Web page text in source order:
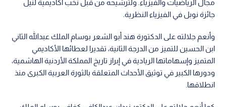
مجال الرياضيات والفيزياء. ولترشيحه من قبل نخب أكاديمية لنيل
جائزة نوبل في الفيزياء النظرية.
وأنعم جلالته على الدكتورة هند أبو الشعر بوسام الملك عبدالله الثاني
ابن الحسين للتميز من الدرجة الثانية، تقديرا لعطائها الأكاديمي
المتميز وإسهاماتها الريادية في إبراز تاريخ المملكة الأردنية الهاشمية،
ودورها الكبير في توثيق الأحداث المتعلقة بالثورة العربية الكبرى منذ
انطلاقها.